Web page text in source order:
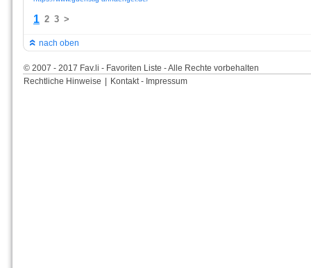
1 2 3 >
nach oben
© 2007 - 2017 Fav.li - Favoriten Liste - Alle Rechte vorbehalten
Rechtliche Hinweise
Kontakt - Impressum